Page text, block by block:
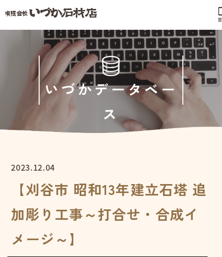
いづかデータベー
ス
2023.12.04
【刈谷市 昭和13年建立石塔 追
加彫り工事～打合せ・合成イ
メージ～】